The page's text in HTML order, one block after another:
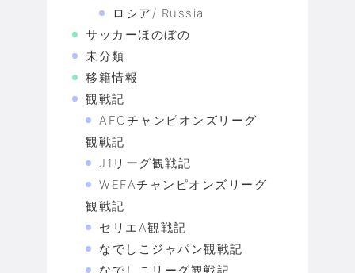
ロシア/ Russia
サッカーほのぼの
未分類
移籍情報
観戦記
AFCチャンピオンズリーグ
観戦記
J1リーグ観戦記
WEFAチャンピオンズリーグ
観戦記
セリエA観戦記
なでしこジャパン観戦記